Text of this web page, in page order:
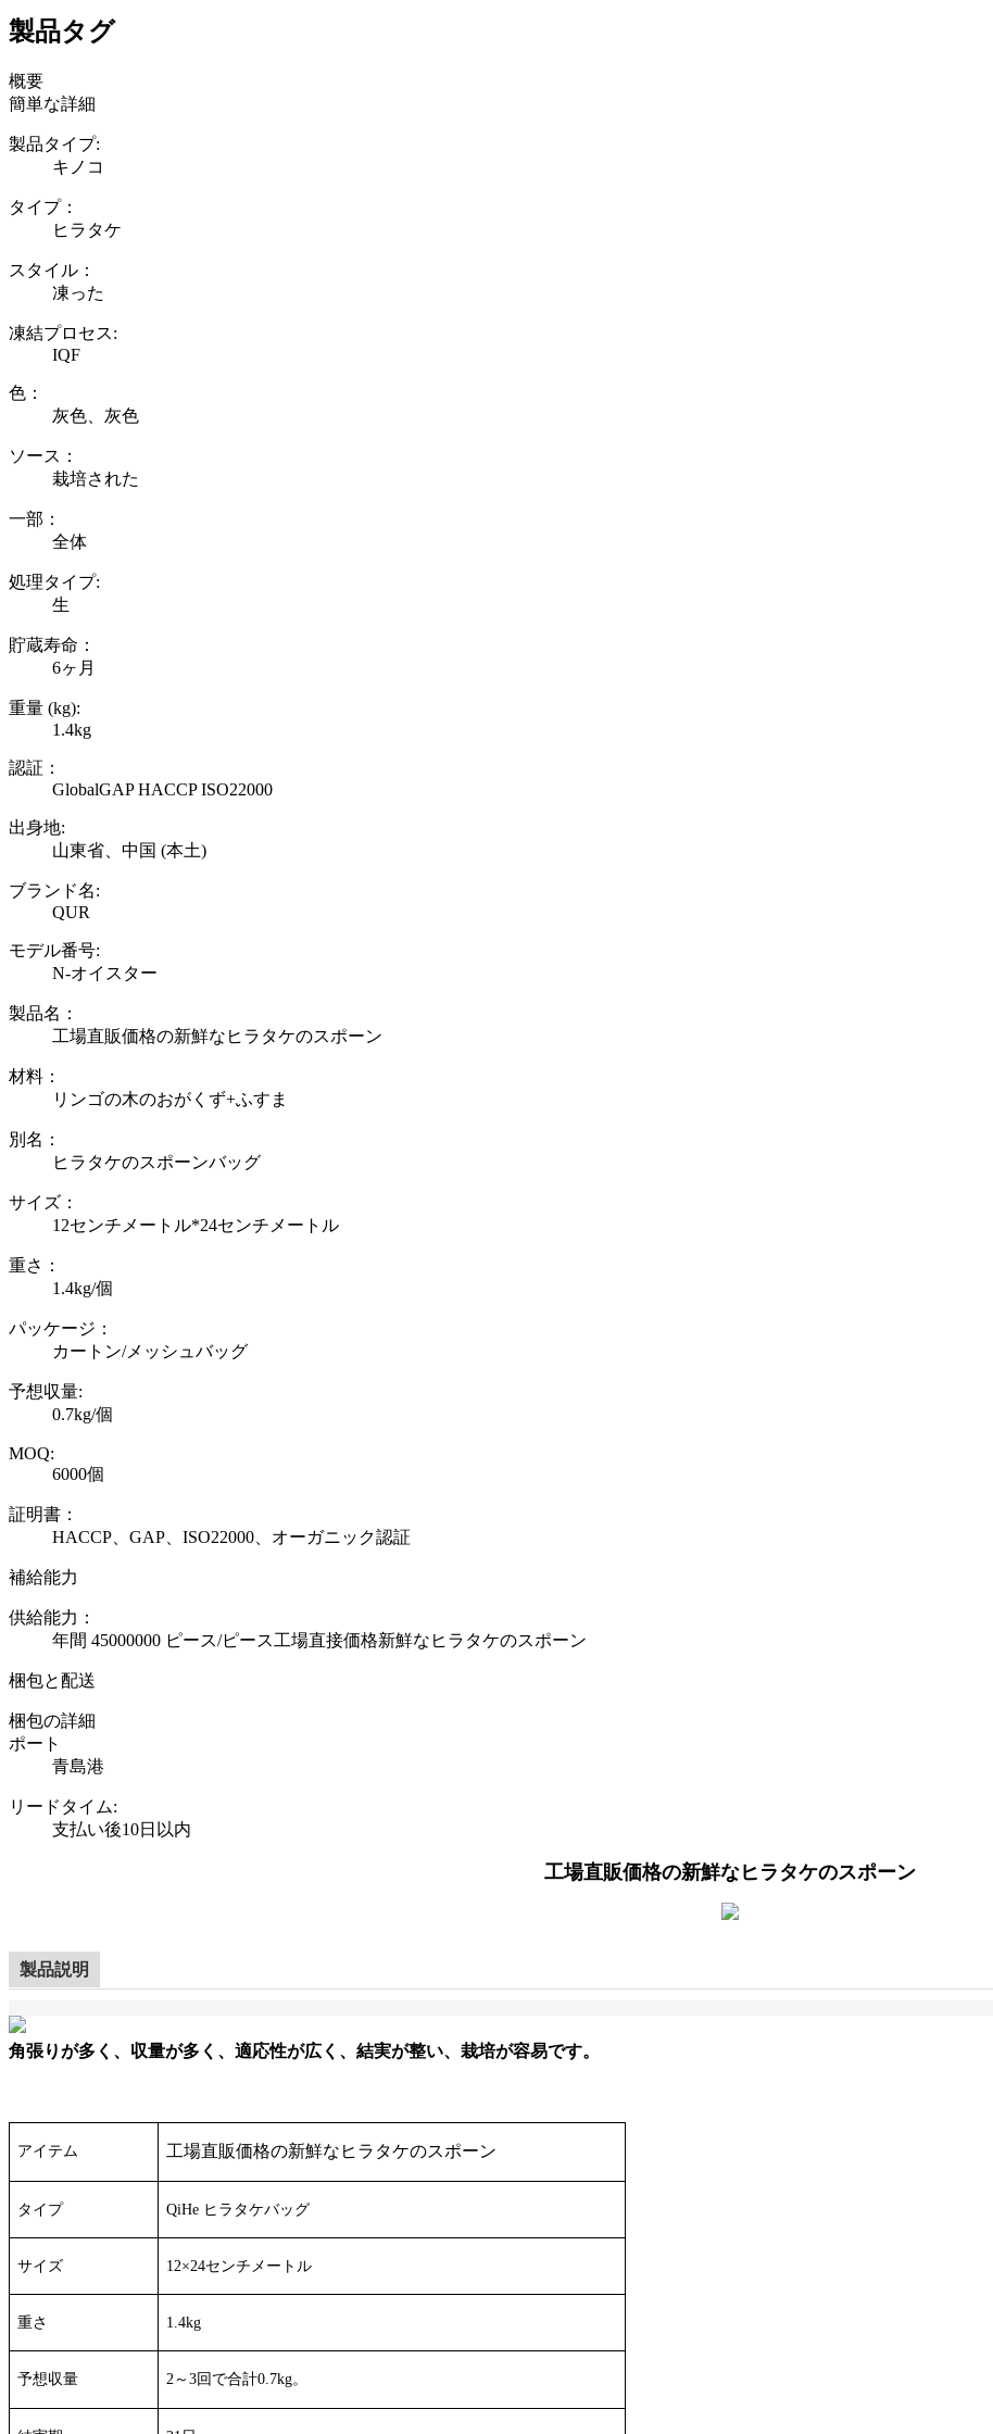
製品タグ
概要
簡単な詳細
製品タイプ:
キノコ
タイプ：
ヒラタケ
スタイル：
凍った
凍結プロセス:
IQF
色：
灰色、灰色
ソース：
栽培された
一部：
全体
処理タイプ:
生
貯蔵寿命：
6ヶ月
重量 (kg):
1.4kg
認証：
GlobalGAP HACCP ISO22000
出身地:
山東省、中国 (本土)
ブランド名:
QUR
モデル番号:
N-オイスター
製品名：
工場直販価格の新鮮なヒラタケのスポーン
材料：
リンゴの木のおがくず+ふすま
別名：
ヒラタケのスポーンバッグ
サイズ：
12センチメートル*24センチメートル
重さ：
1.4kg/個
パッケージ：
カートン/メッシュバッグ
予想収量:
0.7kg/個
MOQ:
6000個
証明書：
HACCP、GAP、ISO22000、オーガニック認証
補給能力
供給能力：
年間 45000000 ピース/ピース工場直接価格新鮮なヒラタケのスポーン
梱包と配送
梱包の詳細
ポート
青島港
リードタイム:
支払い後10日以内
工場直販価格の新鮮なヒラタケのスポーン
製品説明
角張りが多く、収量が多く、適応性が広く、結実が整い、栽培が容易です。
アイテム 工場直販価格の新鮮なヒラタケのスポーン
タイプ QiHe ヒラタケバッグ
サイズ 12×24センチメートル
重さ 1.4kg
予想収量 2～3回で合計0.7kg。